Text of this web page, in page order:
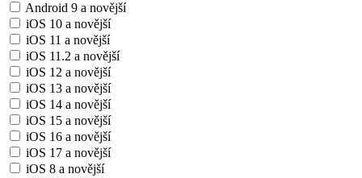
Android 9 a novější
iOS 10 a novější
iOS 11 a novější
iOS 11.2 a novější
iOS 12 a novější
iOS 13 a novější
iOS 14 a novější
iOS 15 a novější
iOS 16 a novější
iOS 17 a novější
iOS 8 a novější